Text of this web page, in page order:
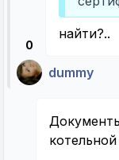
0
найти?..
dummy